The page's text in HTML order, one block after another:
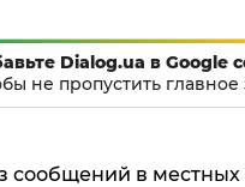
Dialog.ua в Google
не пропустить главное
сообщений в